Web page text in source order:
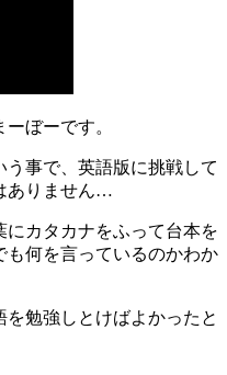
ぼーです。
事で、英語版に挑戦して
ありません…
カタカナをふって台本を
何を言っているのかわか
勉強しとけばよかったと